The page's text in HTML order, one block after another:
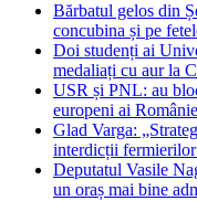
Bărbatul gelos din
concubina și pe
Doi studenți ai
medaliați cu aur la
USR și PNL: au
europeni ai
Glad Varga:
interdicții
Deputatul Vasile
un oraș mai bine